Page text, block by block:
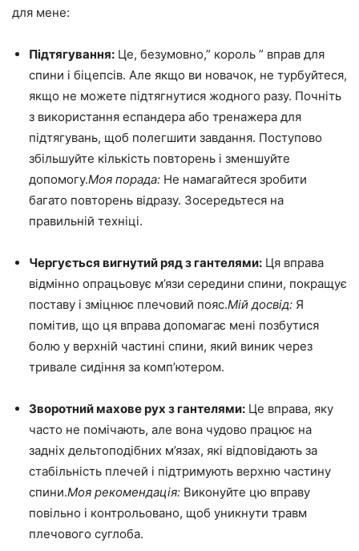
для мене:
Підтягування: Це, безумовно,” король ” вправ для
спини і біцепсів. Але якщо ви новачок, не турбуйтеся,
якщо не можете підтягнутися жодного разу. Почніть
з використання еспандера або тренажера для
підтягувань, щоб полегшити завдання. Поступово
збільшуйте кількість повторень і зменшуйте
допомогу.Моя порада: Не намагайтеся зробити
багато повторень відразу. Зосередьтеся на
правильній техніці.
Чергується вигнутий ряд з гантелями: Ця вправа
відмінно опрацьовує м’язи середини спини, покращує
поставу і зміцнює плечовий пояс.Мій досвід: Я
помітив, що ця вправа допомагає мені позбутися
болю у верхній частині спини, який виник через
тривале сидіння за комп’ютером.
Зворотний махове рух з гантелями: Це вправа, яку
часто не помічають, але вона чудово працює на
задніх дельтоподібних м’язах, які відповідають за
стабільність плечей і підтримують верхню частину
спини.Моя рекомендація: Виконуйте цю вправу
повільно і контрольовано, щоб уникнути травм
плечового суглоба.